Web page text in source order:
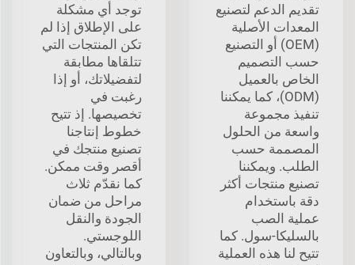
تقديم الدعم لتصنيع
المعدات الأصلية
(OEM) أو التصنيع
حسب التصميم
الخاص بالعميل
(ODM)، كما يمكننا
تنفيذ مجموعة
واسعة من الحلول
المصممة حسب
الطلب. ويمكننا
تصنيع منتجات أكثر
دقة باستخدام
عملية الصب
بالسليكا-سول. كما
تتيح لنا هذه العملية
توجد أي مشكلة
على الإطلاق إذا لم
تكن المنتجات التي
تتلقاها مطابقة
لتفضيلاتك، أو إذا
رغبت في
تخصيصها. إذ تتيح
خطوط إنتاجنا
تصنيع منتجك في
أقصر وقت ممكن.
كما نقدّم ثلاث
مراحل من ضمان
الجودة والنقل
اللوجستي.
وبالتالي، وبالتعاون